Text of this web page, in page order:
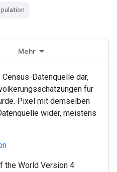
Mehr
Datenquelle dar,
für
Pixel mit demselben
wider, meistens
the World Version 4